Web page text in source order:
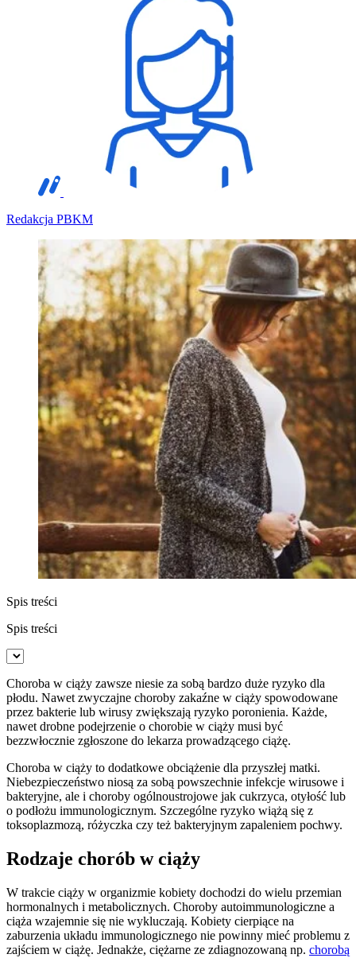
Redakcja PBKM
Spis treści
Spis treści
Choroba w ciąży zawsze niesie za sobą bardzo duże ryzyko dla
płodu. Nawet zwyczajne choroby zakaźne w ciąży spowodowane
przez bakterie lub wirusy zwiększają ryzyko poronienia. Każde,
nawet drobne podejrzenie o chorobie w ciąży musi być
bezzwłocznie zgłoszone do lekarza prowadzącego ciążę.
Choroba w ciąży to dodatkowe obciążenie dla przyszłej matki.
Niebezpieczeństwo niosą za sobą powszechnie infekcje wirusowe i
bakteryjne, ale i choroby ogólnoustrojowe jak cukrzyca, otyłość lub
o podłożu immunologicznym. Szczególne ryzyko wiążą się z
toksoplazmozą, różyczka czy też bakteryjnym zapaleniem pochwy.
Rodzaje chorób w ciąży
W trakcie ciąży w organizmie kobiety dochodzi do wielu przemian
hormonalnych i metabolicznych. Choroby autoimmunologiczne a
ciąża wzajemnie się nie wykluczają. Kobiety cierpiące na
zaburzenia układu immunologicznego nie powinny mieć problemu z
zajściem w ciążę. Jednakże, ciężarne ze zdiagnozowaną np. chorobą